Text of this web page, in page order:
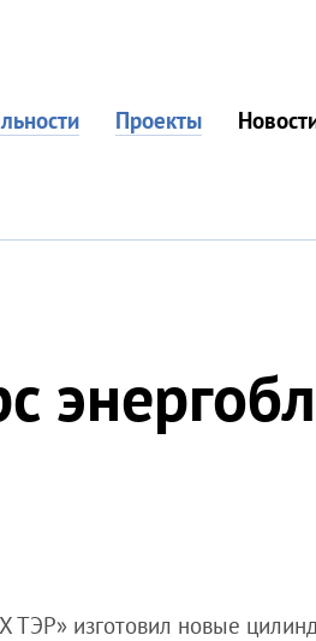
Проекты
ТЭР» изготовил новые